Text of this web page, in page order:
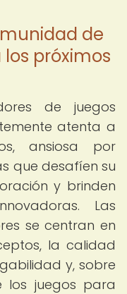
de
próximos
de juegos
atenta a
ansiosa por
que desafíen su
y brinden
Las
se centran en
la calidad
y, sobre
juegos para